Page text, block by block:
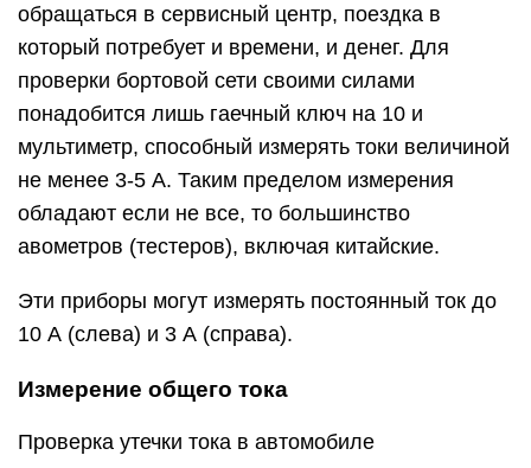
обращаться в сервисный центр, поездка в
который потребует и времени, и денег. Для
проверки бортовой сети своими силами
понадобится лишь гаечный ключ на 10 и
мультиметр, способный измерять токи величиной
не менее 3-5 А. Таким пределом измерения
обладают если не все, то большинство
авометров (тестеров), включая китайские.
Эти приборы могут измерять постоянный ток до
10 А (слева) и 3 А (справа).
Измерение общего тока
Проверка утечки тока в автомобиле